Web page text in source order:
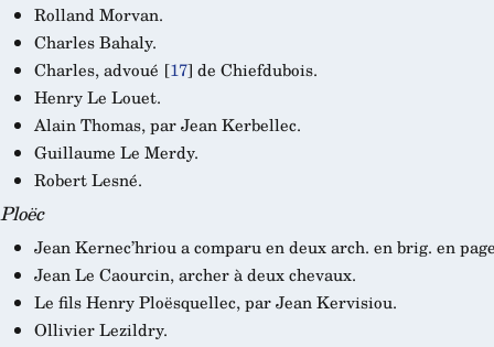
Rolland Morvan.
Charles Bahaly.
Charles, advoué [17] de Chiefdubois.
Henry Le Louet.
Alain Thomas, par Jean Kerbellec.
Guillaume Le Merdy.
Robert Lesné.
Ploëc
Jean Kernec’hriou a comparu en deux arch. en brig. en
Jean Le Caourcin, archer à deux chevaux.
Le fils Henry Ploësquellec, par Jean Kervisiou.
Ollivier Lezildry.